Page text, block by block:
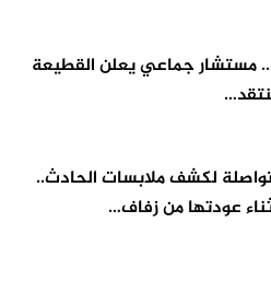
مستشار جماعي يعلن القطيعة
لكشف ملابسات الحادث..
عودتها من زفاف…